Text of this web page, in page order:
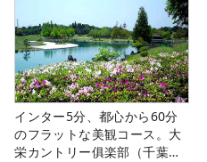
インター5分、都心から60分
のフラットな美観コース。大
栄カントリー俱楽部（千葉